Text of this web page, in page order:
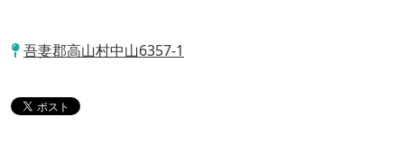
吾妻郡高山村中山6357-1